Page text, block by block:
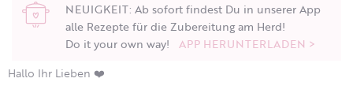
NEUIGKEIT: Ab sofort findest Du in unserer App
alle Rezepte für die Zubereitung am Herd!
Do it your own way! APP HERUNTERLADEN >
Hallo Ihr Lieben ❤️